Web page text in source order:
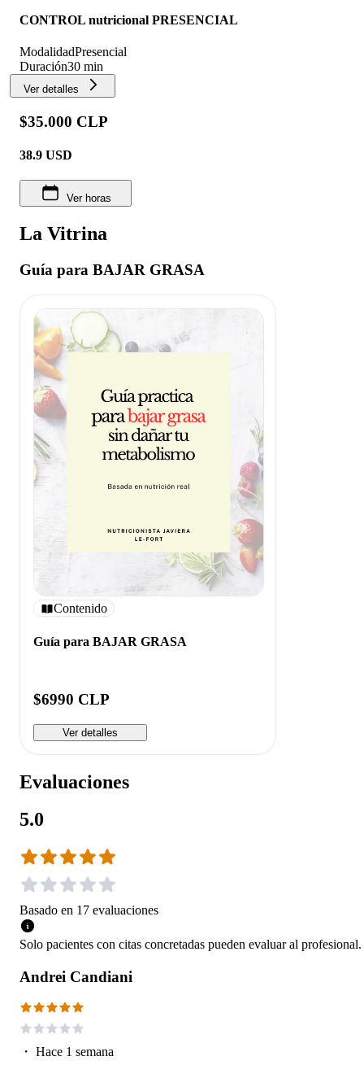
CONTROL nutricional PRESENCIAL
ModalidadPresencial
Duración30 min
Ver detalles
$35.000 CLP
38.9 USD
Ver horas
La Vitrina
Guía para BAJAR GRASA
Contenido
Guía para BAJAR GRASA
$6990 CLP
Ver detalles
Evaluaciones
5.0
Basado en 17 evaluaciones
Solo pacientes con citas concretadas pueden evaluar al profesional.
Andrei Candiani
・ Hace 1 semana